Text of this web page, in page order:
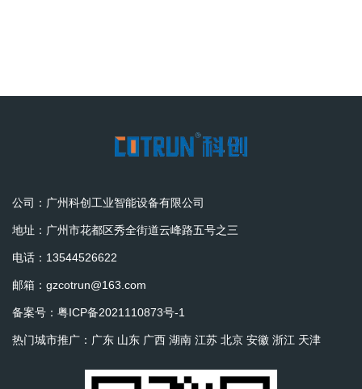
公司：广州科创工业智能设备有限公司
地址：广州市花都区秀全街道云峰路五号之三
电话：13544526622
邮箱：gzcotrun@163.com
备案号： 粤ICP备2021110873号-1
热门城市推广： 广东 山东 广西 湖南 江苏 北京 安徽 浙江 天津